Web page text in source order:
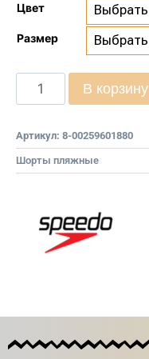
Цвет
Размер
В корзину
Артикул: 8-00259601880
Шорты пляжные